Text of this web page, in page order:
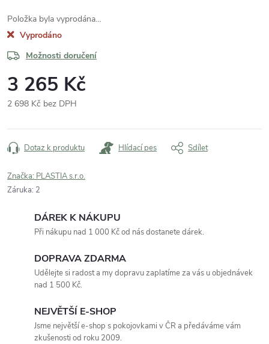
Položka byla vyprodána…
Vyprodáno
Možnosti doručení
3 265 Kč
2 698 Kč bez DPH
cena:
Dotaz k produktu Hlídací pes Sdílet
Značka: PLASTIA s.r.o.
Záruka: 2
DÁREK K NÁKUPU
Při nákupu nad 1 000 Kč od nás dostanete dárek.
DOPRAVA ZDARMA
Udělejte si radost a my dopravu zaplatíme za vás u objednávek
nad 1 500 Kč.
NEJVĚTŠÍ E-SHOP
Jsme největší e-shop s pokojovkami v ČR a předáváme vám
zkušenosti od roku 2009.